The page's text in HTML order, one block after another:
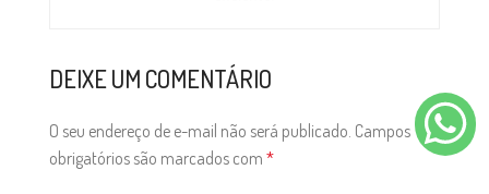
DEIXE UM COMENTÁRIO
O seu endereço de e-mail não será publicado. Campos
obrigatórios são marcados com *